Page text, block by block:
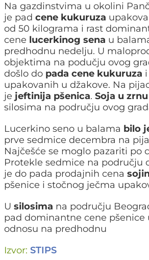
Na gazdinstvima u okolini
je pad cene kukuruza
od 50 kilograma i rast
cene lucerkinog sena u
predhodnu nedelju. U
objektima na podučju ovog
došlo do pada cene kukuruza
upakovanih u džakove. Na
je jeftinija pšenica. Soja u zrnu
silosima na području ovog
Lucerkino seno u balama bilo
prve sedmice decembra na
Najčešće se moglo pazariti po
Protekle sedmice na području
je do pada prodajnih cena
pšenice i stočnog ječma
U silosima na području
pad dominantne cene pšenice
odnosu na predhodnu
Izvor: STIPS